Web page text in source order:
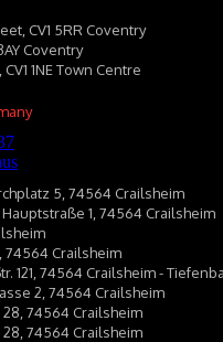
CV1 5RR Coventry
Coventry
1NE Town Centre
5, 74564 Crailsheim
1, 74564 Crailsheim
74564 Crailsheim
121, 74564 Crailsheim -
2, 74564 Crailsheim
74564 Crailsheim
74564 Crailsheim